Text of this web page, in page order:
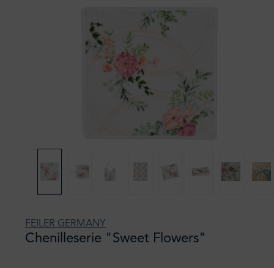
FEILER GERMANY
Chenilleserie "Sweet Flowers"